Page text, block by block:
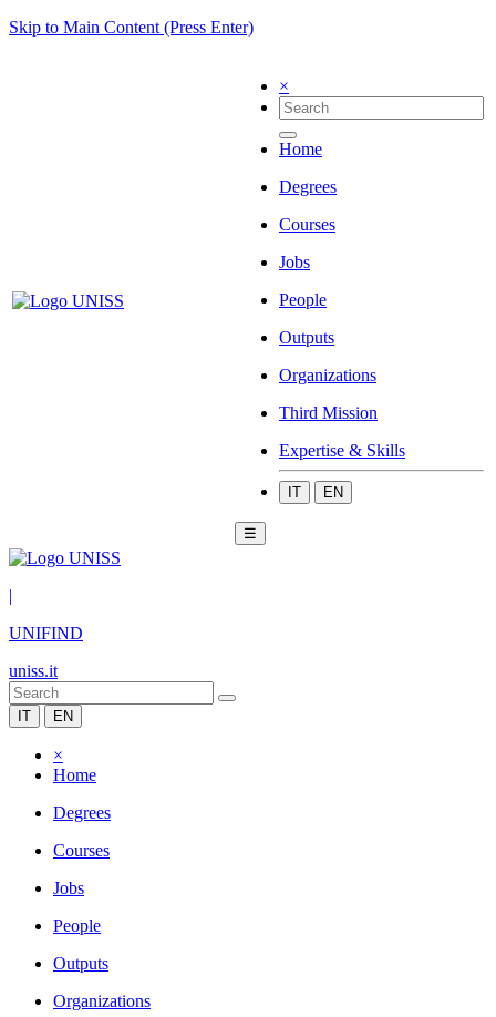
Skip to Main Content (Press Enter)
×
Home
Degrees
Courses
Jobs
People
Outputs
Organizations
Third Mission
Expertise & Skills
IT EN
☰
|
UNIFIND
uniss.it
IT EN
×
Home
Degrees
Courses
Jobs
People
Outputs
Organizations